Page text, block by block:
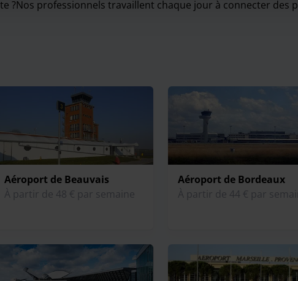
?Nos professionnels travaillent chaque jour à connecter des
Aéroport de Beauvais
À partir de 48 € par semaine
Aéroport de Bordeaux
À partir de 44 € par